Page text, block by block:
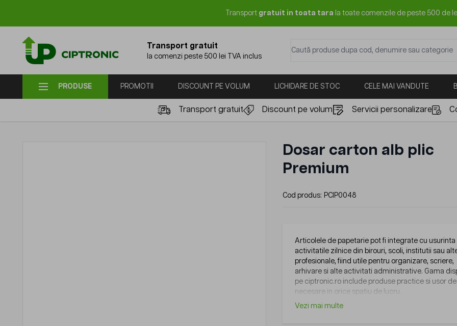
Transport gratuit in toata tara la toate comenzile de peste 500 de
Transport gratuit
la comenzi peste 500 lei TVA inclus
PRODUSE PROMOTII DISCOUNT PE VOLUM LICHIDARE DE STOC CELE MAI VANDUTE
Transport gratuit Discount pe volum Servicii personalizare
Dosar carton alb plic
Premium
Cod produs: PCIP0048
Articolele de papetarie pot fi integrate cu usurinta
activitatile zilnice din birouri, scoli, institutii sau
profesionale, fiind utile pentru organizare, scriere,
arhivare si alte activitati administrative. Gama
pe ciptronic.ro include produse practice si usor
necesare in orice spatiu de lucru.
Vezi mai multe